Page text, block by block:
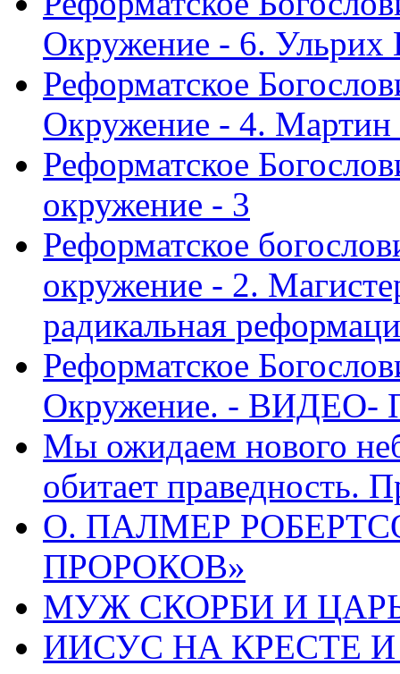
Окружение - 6. Ульрих
Реформатское
Окружение - 4.
Реформатское
окружение - 3
Реформатское
окружение - 2.
радикальная
Реформатское
Окружение. - ВИДЕО-
Мы ожидаем нового
обитает праведность.
О. ПАЛМЕР
ПРОРОКОВ»
МУЖ СКОРБИ И ЦАРЬ
ИИСУС НА КРЕСТЕ